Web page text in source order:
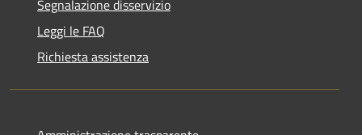
Segnalazione disservizio
Leggi le FAQ
Richiesta assistenza